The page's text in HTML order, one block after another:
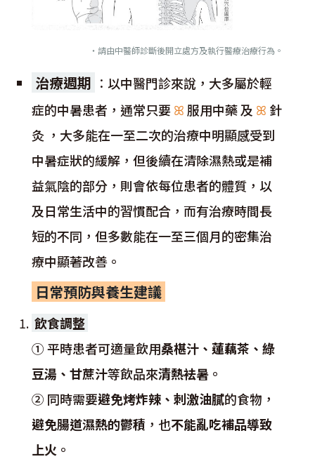
・請由中醫師診斷後開立處方及執行醫療治療行為。
治療週期 ： 以中醫門診來說，大多屬於輕
症的中暑患者，通常只要ꕤ 服用中藥 及 ꕤ 針
灸 ，大多能在一至二次的治療中明顯感受到
中暑症狀的緩解，但後續在清除濕熱或是補
益氣陰的部分，則會依每位患者的體質，以
及日常生活中的習慣配合，而有治療時間長
短的不同，但多數能在一至三個月的密集治
療中顯著改善。
日常預防與養生建議
飲食調整
① 平時患者可適量飲用桑椹汁、蓮藕茶、綠
豆湯、甘蔗汁等飲品來清熱袪暑 。
② 同時需要避免烤炸辣、刺激油膩的食物，
避免腸道濕熱的鬱積 ，也不能亂吃補品導致
上火 。